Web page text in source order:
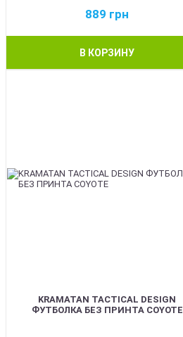
889 грн
В КОРЗИНУ
KRAMATAN TACTICAL DESIGN
ФУТБОЛКА БЕЗ ПРИНТА COYOTE